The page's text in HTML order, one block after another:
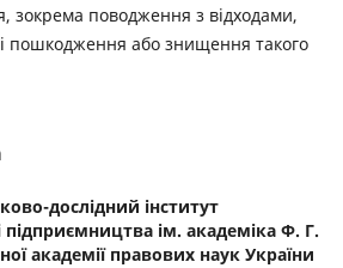
зокрема поводження з відходами,
пошкодження або знищення такого
дослідний інститут
підприємництва ім. академіка Ф. Г.
академії правових наук України